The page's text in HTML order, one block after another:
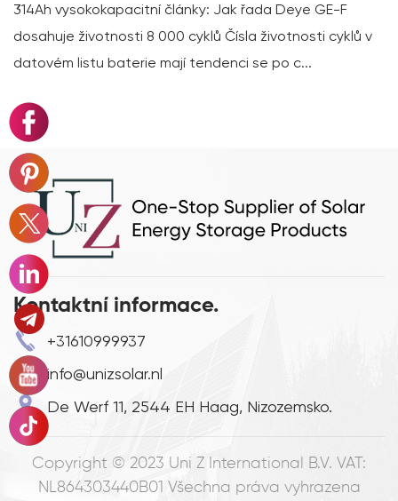
314Ah vysokokapacitní články: Jak řada Deye GE-F
dosahuje životnosti 8 000 cyklů Čísla životnosti cyklů v
datovém listu baterie mají tendenci se po c...
Kontaktní informace.
+31610999937
info@unizsolar.nl
De Werf 11, 2544 EH Haag, Nizozemsko.
Copyright © 2023 Uni Z International B.V. VAT:
NL864303440B01 Všechna práva vyhrazena